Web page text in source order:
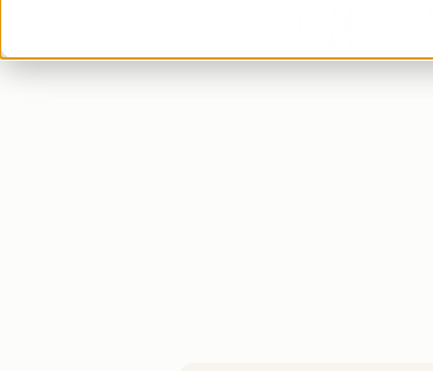
無休